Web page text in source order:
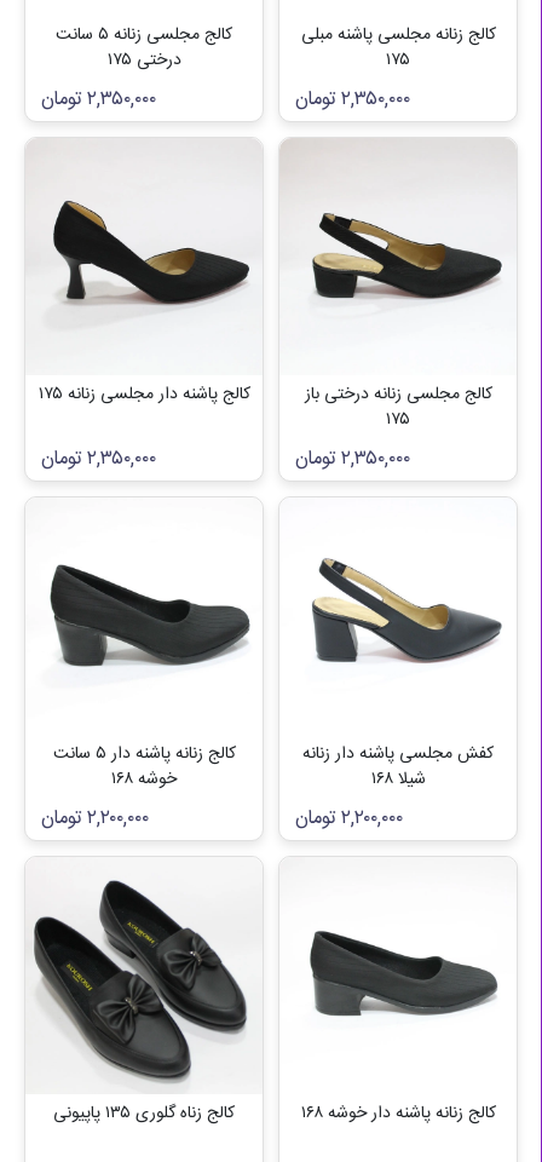
کالج زنانه مجلسی پاشنه مبلی
۱۷۵
۲,۳۵۰,۰۰۰تومان
کالج مجلسی زنانه ۵ سانت
درختی ۱۷۵
۲,۳۵۰,۰۰۰تومان
کالج مجلسی زنانه درختی باز
۱۷۵
۲,۳۵۰,۰۰۰تومان
کالج پاشنه دار مجلسی زنانه ۱۷۵
۲,۳۵۰,۰۰۰تومان
کفش مجلسی پاشنه دار زنانه
شیلا ۱۶۸
۲,۲۰۰,۰۰۰تومان
کالج زنانه پاشنه دار ۵ سانت
خوشه ۱۶۸
۲,۲۰۰,۰۰۰تومان
کالج زنانه پاشنه دار خوشه ۱۶۸ کالج زناه گلوری ۱۳۵ پاپیونی